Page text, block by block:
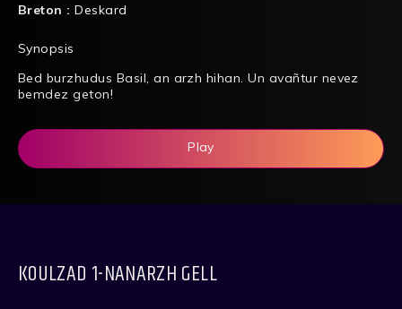
Breton :Deskard
Synopsis
Bed burzhudus Basil, an arzh hihan. Un avañtur nevez
bemdez geton!
Play
KOULZAD 1-NANARZH GELL